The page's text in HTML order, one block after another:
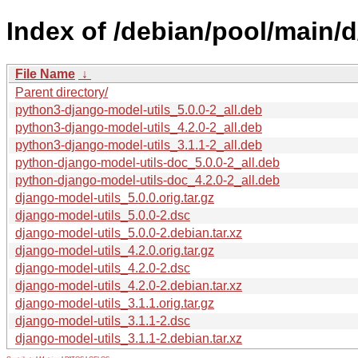
Index of /debian/pool/main/
File Name ↓
Parent directory/
python3-django-model-utils_5.0.0-2_all.deb
python3-django-model-utils_4.2.0-2_all.deb
python3-django-model-utils_3.1.1-2_all.deb
python-django-model-utils-doc_5.0.0-2_all.deb
python-django-model-utils-doc_4.2.0-2_all.deb
django-model-utils_5.0.0.orig.tar.gz
django-model-utils_5.0.0-2.dsc
django-model-utils_5.0.0-2.debian.tar.xz
django-model-utils_4.2.0.orig.tar.gz
django-model-utils_4.2.0-2.dsc
django-model-utils_4.2.0-2.debian.tar.xz
django-model-utils_3.1.1.orig.tar.gz
django-model-utils_3.1.1-2.dsc
django-model-utils_3.1.1-2.debian.tar.xz